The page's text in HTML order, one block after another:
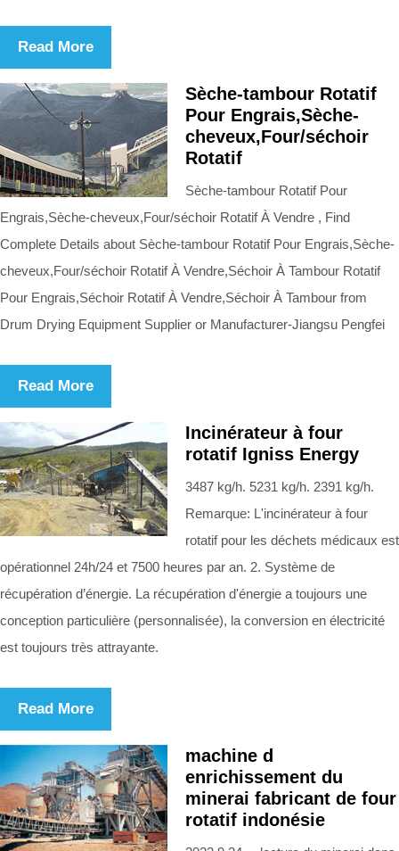
Read More
Sèche-tambour Rotatif
Pour Engrais,Sèche-
cheveux,Four/séchoir
Rotatif
Sèche-tambour Rotatif Pour
Engrais,Sèche-cheveux,Four/séchoir Rotatif À Vendre , Find
Complete Details about Sèche-tambour Rotatif Pour Engrais,Sèche-
cheveux,Four/séchoir Rotatif À Vendre,Séchoir À Tambour Rotatif
Pour Engrais,Séchoir Rotatif À Vendre,Séchoir À Tambour from
Drum Drying Equipment Supplier or Manufacturer-Jiangsu Pengfei
Read More
Incinérateur à four
rotatif Igniss Energy
3487 kg/h. 5231 kg/h. 2391 kg/h.
Remarque: L'incinérateur à four
rotatif pour les déchets médicaux est
opérationnel 24h/24 et 7500 heures par an. 2. Système de
récupération d’énergie. La récupération d'énergie a toujours une
conception particulière (personnalisée), la conversion en électricité
est toujours très attrayante.
Read More
machine d
enrichissement du
minerai fabricant de four
rotatif indonésie